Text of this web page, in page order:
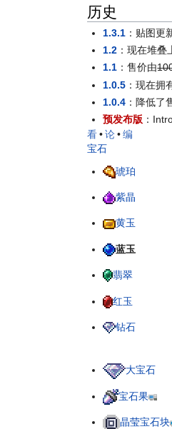
历史
1.3.1 ：贴图更
1.2 ：现在堆
1.1 ：售价由
1.0.5 ：现在拥
1.0.4 ：降低了
预发布版 ：
看•论•编
宝石
琥珀
紫晶
黄玉
蓝玉
翡翠
红玉
钻石
大宝石
宝石果
晶莹宝石块